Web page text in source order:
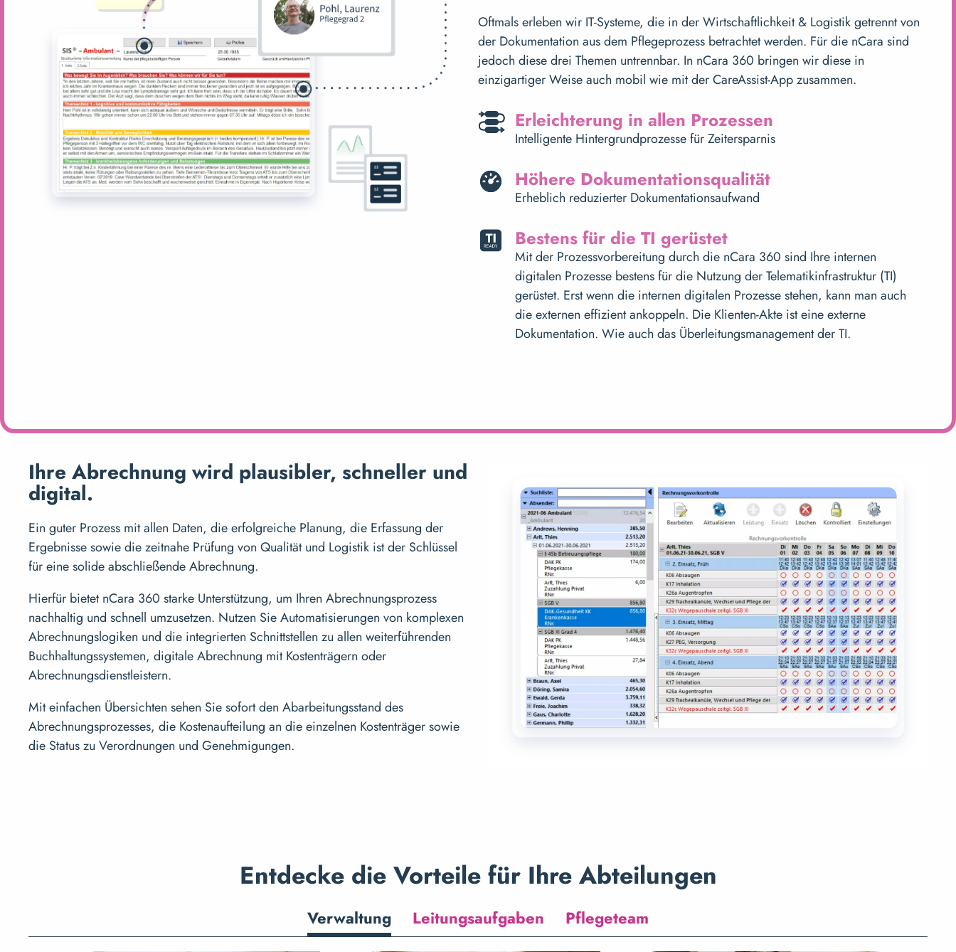
Oftmals erleben wir IT-Systeme, die in der Wirtschaftlichkeit & Logistik getrennt von
der Dokumentation aus dem Pflegeprozess betrachtet werden. Für die nCara sind
jedoch diese drei Themen untrennbar. In nCara 360 bringen wir diese in
einzigartiger Weise auch mobil wie mit der CareAssist-App zusammen.
Erleichterung in allen Prozessen
Intelligente Hintergrundprozesse für Zeitersparnis
Höhere Dokumentationsqualität
Erheblich reduzierter Dokumentationsaufwand
Bestens für die TI gerüstet
Mit der Prozessvorbereitung durch die nCara 360 sind Ihre internen
digitalen Prozesse bestens für die Nutzung der Telematikinfrastruktur (TI)
gerüstet. Erst wenn die internen digitalen Prozesse stehen, kann man auch
die externen effizient ankoppeln. Die Klienten-Akte ist eine externe
Dokumentation. Wie auch das Überleitungsmanagement der TI.
Ihre Abrechnung wird plausibler, schneller und
digital.
Ein guter Prozess mit allen Daten, die erfolgreiche Planung, die Erfassung der
Ergebnisse sowie die zeitnahe Prüfung von Qualität und Logistik ist der Schlüssel
für eine solide abschließende Abrechnung.
Hierfür bietet nCara 360 starke Unterstützung, um Ihren Abrechnungsprozess
nachhaltig und schnell umzusetzen. Nutzen Sie Automatisierungen von komplexen
Abrechnungslogiken und die integrierten Schnittstellen zu allen weiterführenden
Buchhaltungssystemen, digitale Abrechnung mit Kostenträgern oder
Abrechnungsdienstleistern.
Mit einfachen Übersichten sehen Sie sofort den Abarbeitungsstand des
Abrechnungsprozesses, die Kostenaufteilung an die einzelnen Kostenträger sowie
die Status zu Verordnungen und Genehmigungen.
Entdecke die Vorteile für Ihre Abteilungen
Verwaltung Leitungsaufgaben Pflegeteam